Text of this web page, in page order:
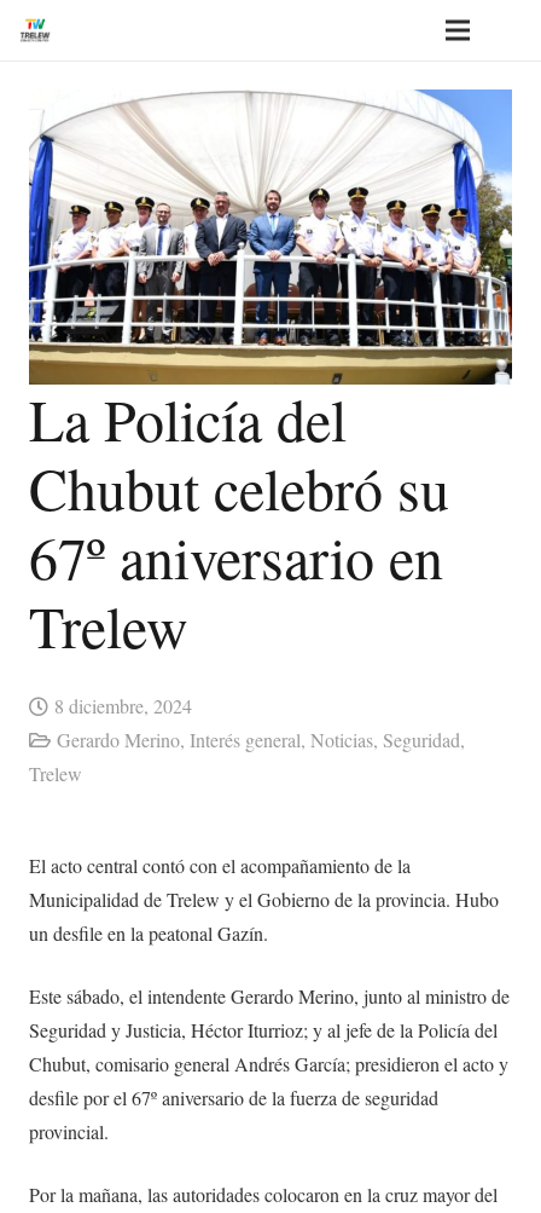
La Policía del
Chubut celebró su
67º aniversario en
Trelew
8 diciembre, 2024
Gerardo Merino, Interés general, Noticias, Seguridad,
Trelew
El acto central contó con el acompañamiento de la
Municipalidad de Trelew y el Gobierno de la provincia. Hubo
un desfile en la peatonal Gazín.
Este sábado, el intendente Gerardo Merino, junto al ministro de
Seguridad y Justicia, Héctor Iturrioz; y al jefe de la Policía del
Chubut, comisario general Andrés García; presidieron el acto y
desfile por el 67º aniversario de la fuerza de seguridad
provincial.
Por la mañana, las autoridades colocaron en la cruz mayor del